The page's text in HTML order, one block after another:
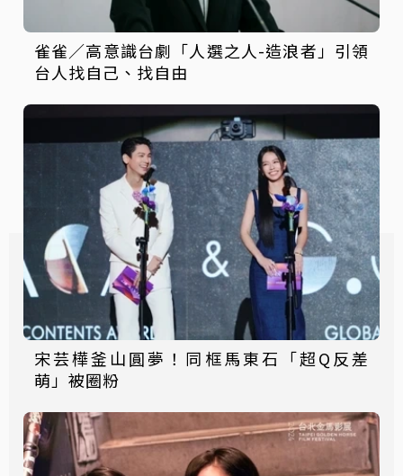
雀雀／高意識台劇「人選之人-造浪者」引領
台人找自己、找自由
宋芸樺釜山圓夢！同框馬東石「超Q反差
萌」被圈粉